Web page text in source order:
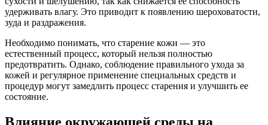
удерживать влагу. Это приводит к появлению шероховатости,
зуда и раздражения.
Необходимо понимать, что старение кожи — это
естественный процесс, который нельзя полностью
предотвратить. Однако, соблюдение правильного ухода за
кожей и регулярное применение специальных средств и
процедур могут замедлить процесс старения и улучшить ее
состояние.